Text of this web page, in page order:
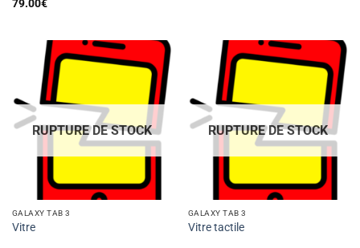
79.00€
RUPTURE DE STOCK
GALAXY TAB 3
Vitre
RUPTURE DE STOCK
GALAXY TAB 3
Vitre tactile